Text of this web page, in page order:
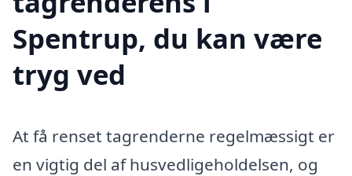
Spentrup, du kan være
tryg ved
At få renset tagrenderne regelmæssigt er
en vigtig del af husvedligeholdelsen, og